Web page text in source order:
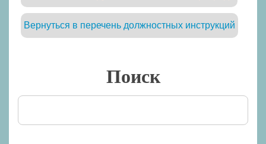
Вернуться в перечень должностных инструкций
Поиск